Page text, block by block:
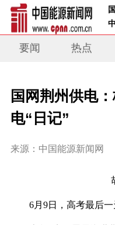
要闻 热点
国网荆州供电
电“日记”
来源：中国能源新闻网
6月9日，高考最后一